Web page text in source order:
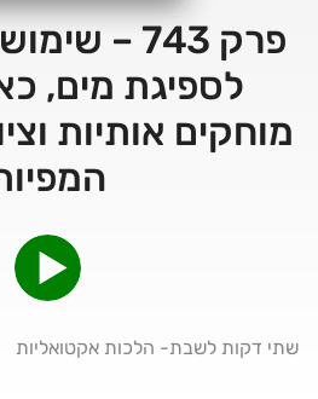
פרק 743 –
לספיגת מים,
מוחקים אותיות
שתי דקות לשבת- הלכות אקטואליות